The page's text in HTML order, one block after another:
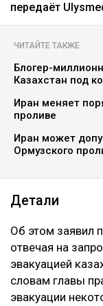
передаёт
ЧИТАЙТЕ ТАКЖЕ
Блогер-
Казахстан под
Иран меняет
проливе
Иран может
Ормузского
Детали
Об этом заявил
отвечая на
эвакуацией
словам главы
эвакуации